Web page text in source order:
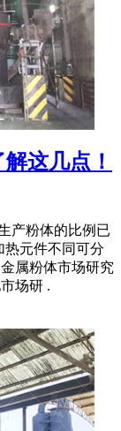
这几点！
产粉体的比例已
热元件不同可分
属粉体市场研究
场研 .